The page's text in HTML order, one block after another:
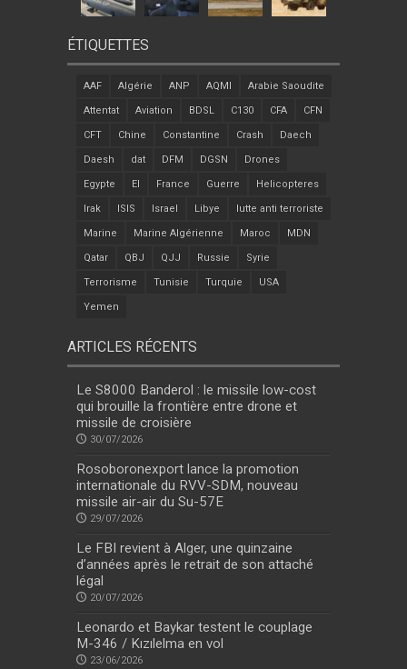
ÉTIQUETTES
AAF Algérie ANP AQMI Arabie Saoudite
Attentat Aviation BDSL C130 CFA CFN
CFT Chine Constantine Crash Daech
Daesh dat DFM DGSN Drones
Egypte EI France Guerre Helicopteres
Irak ISIS Israel Libye lutte anti terroriste
Marine Marine Algérienne Maroc MDN
Qatar QBJ QJJ Russie Syrie
Terrorisme Tunisie Turquie USA
Yemen
ARTICLES RÉCENTS
Le S8000 Banderol : le missile low-cost
qui brouille la frontière entre drone et
missile de croisière
30/07/2026
Rosoboronexport lance la promotion
internationale du RVV-SDM, nouveau
missile air-air du Su-57E
29/07/2026
Le FBI revient à Alger, une quinzaine
d’années après le retrait de son attaché
légal
20/07/2026
Leonardo et Baykar testent le couplage
M-346 / Kızılelma en vol
23/06/2026